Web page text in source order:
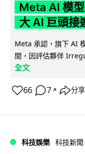
Meta AI 模
大 AI 巨頭接
Meta 承認，旗下 AI
間，因評估夥伴
全文
66 7 ↗ 分享
科技娛樂 科技新聞